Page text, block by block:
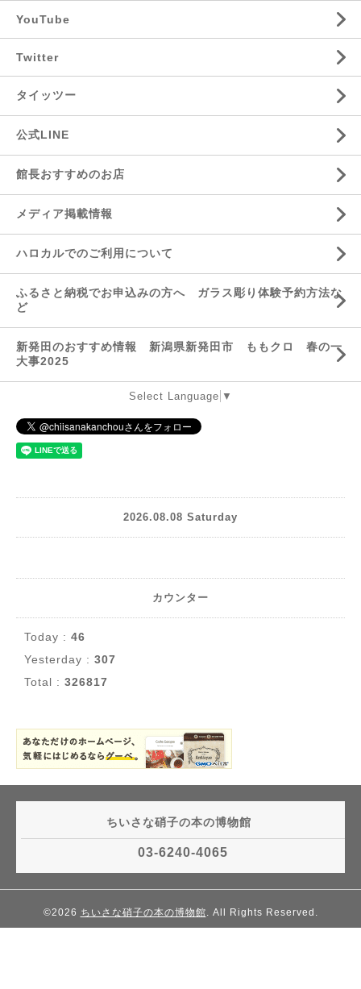
YouTube
Twitter
タイッツー
公式LINE
館長おすすめのお店
メディア掲載情報
ハロカルでのご利用について
ふるさと納税でお申込みの方へ ガラス彫り体験予約方法な
ど
新発田のおすすめ情報 新潟県新発田市 ももクロ 春の一
大事2025
Select Language ▼
2026.08.08 Saturday
カウンター
Today : 46
Yesterday : 307
Total : 326817
ちいさな硝子の本の博物館
03-6240-4065
©2026 ちいさな硝子の本の博物館 . All Rights Reserved.